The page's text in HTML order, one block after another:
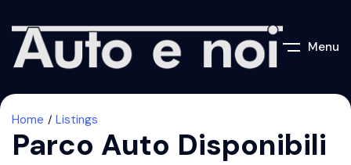
Menu
Home Listings
Parco Auto Disponibili